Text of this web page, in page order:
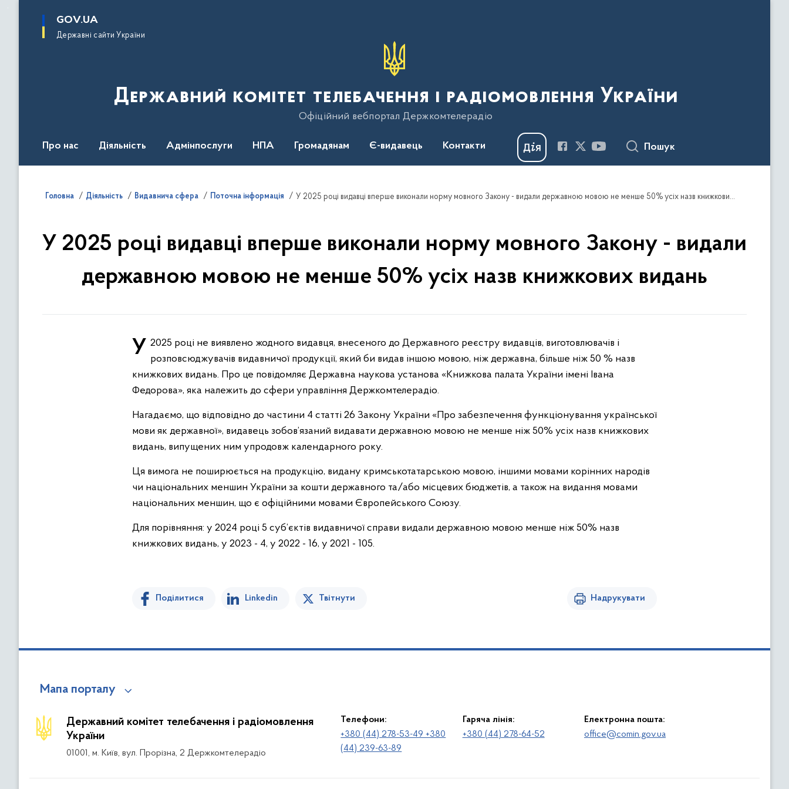
основного
GOV.UA
Державні сайти України
Державний комітет телебачення і радіомовлення України
Офіційний вебпортал Держкомтелерадіо
Про нас Діяльність Адмінпослуги НПА Громадянам Є-видавець Контакти Пошук
Головна Діяльність Видавнича сфера Поточна інформація У 2025 році видавці вперше виконали норму мовного Закону - видали державною мовою не менше 50% усіх назв книжкових видань
У 2025 році видавці вперше виконали норму мовного Закону - видали
державною мовою не менше 50% усіх назв книжкових видань
У 2025 році не виявлено жодного видавця, внесеного до Державного реєстру видавців, виготовлювачів і розповсюджувачів видавничої продукції, який би видав іншою мовою, ніж державна, більше ніж 50 % назв
книжкових видань. Про це повідомляє Державна наукова установа «Книжкова палата України імені Івана
Федорова», яка належить до сфери управління Держкомтелерадіо.
Нагадаємо, що відповідно до частини 4 статті 26 Закону України «Про забезпечення функціонування української
мови як державної», видавець зобов’язаний видавати державною мовою не менше ніж 50% усіх назв книжкових
видань, випущених ним упродовж календарного року.
Ця вимога не поширюється на продукцію, видану кримськотатарською мовою, іншими мовами корінних народів
чи національних меншин України за кошти державного та/або місцевих бюджетів, а також на видання мовами
національних меншин, що є офіційними мовами Європейського Союзу.
Для порівняння: у 2024 році 5 суб’єктів видавничої справи видали державною мовою менше ніж 50% назв
книжкових видань, у 2023 - 4, у 2022 - 16, у 2021 - 105.
Поділитися Linkedin Твітнути Надрукувати
Мапа порталу
Державний комітет телебачення і радіомовлення
України
01001, м. Київ, вул. Прорізна, 2 Держкомтелерадіо
Телефони:
+380 (44) 278-53-49 +380
(44) 239-63-89
Гаряча лінія:
+380 (44) 278-64-52
Електронна пошта:
office@comin.gov.ua